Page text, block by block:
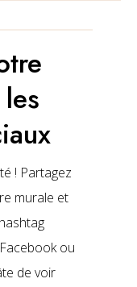
! Partagez
murale et
ou
de voir